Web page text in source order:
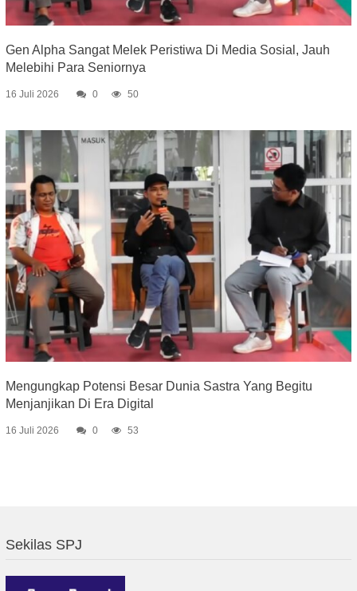
Gen Alpha Sangat Melek Peristiwa Di Media Sosial, Jauh
Melebihi Para Seniornya
16 Juli 2026 0 50
Mengungkap Potensi Besar Dunia Sastra Yang Begitu
Menjanjikan Di Era Digital
16 Juli 2026 0 53
Sekilas SPJ